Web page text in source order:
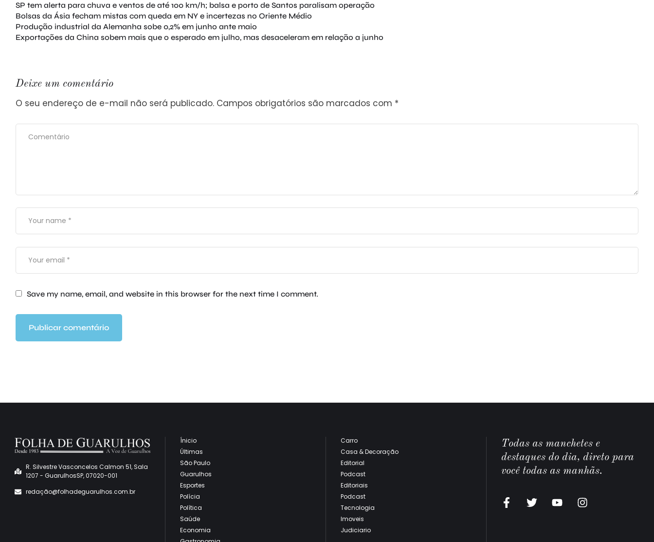
SP tem alerta para chuva e ventos de até 100 km/h; balsa e porto de Santos paralisam operação
Bolsas da Ásia fecham mistas com queda em NY e incertezas no Oriente Médio
Produção industrial da Alemanha sobe 0,2% em junho ante maio
Exportações da China sobem mais que o esperado em julho, mas desaceleram em relação a junho
Deixe um comentário
O seu endereço de e-mail não será publicado. Campos obrigatórios são marcados com *
Save my name, email, and website in this browser for the next time I comment.
R. Silvestre Vasconcelos Calmon 51, Sala
1207 - GuarulhosSP, 07020-001
redação@folhadeguarulhos.com.br
Ínicio
Últimas
São Paulo
Guarulhos
Esportes
Polícia
Política
Saúde
Economia
Carro
Casa & Decoração
Editorial
Podcast
Editoriais
Podcast
Tecnologia
Imoveis
Judiciario
Todas as manchetes e
destaques do dia, direto para
você todas as manhãs.